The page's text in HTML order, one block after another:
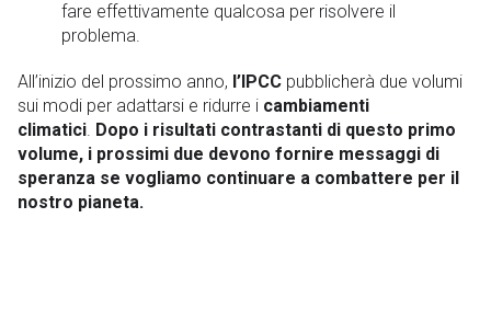
fare effettivamente qualcosa per risolvere il
problema.
All’inizio del prossimo anno, l’IPCC pubblicherà due volumi
sui modi per adattarsi e ridurre i cambiamenti
climatici. Dopo i risultati contrastanti di questo primo
volume, i prossimi due devono fornire messaggi di
speranza se vogliamo continuare a combattere per il
nostro pianeta.